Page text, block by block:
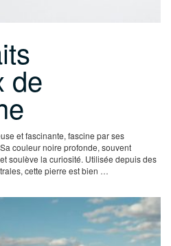
de
et fascinante, fascine par ses
couleur noire profonde, souvent
soulève la curiosité. Utilisée depuis des
cette pierre est bien …